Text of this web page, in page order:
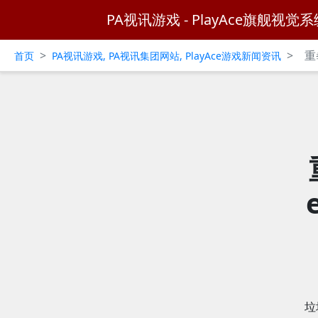
PA视讯游戏 - PlayAce旗舰视觉系
首页 > PA视讯游戏, PA视讯集团网站, PlayAce游戏新闻资讯 >